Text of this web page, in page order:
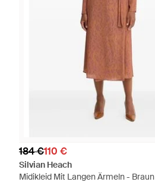
184 €110 €
Silvian Heach
Midikleid Mit Langen Ärmeln - Braun